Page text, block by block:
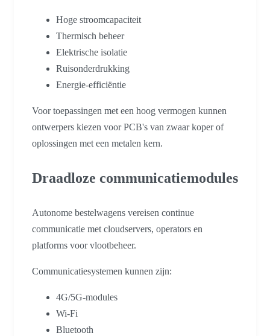
Hoge stroomcapaciteit
Thermisch beheer
Elektrische isolatie
Ruisonderdrukking
Energie-efficiëntie
Voor toepassingen met een hoog vermogen kunnen
ontwerpers kiezen voor PCB's van zwaar koper of
oplossingen met een metalen kern.
Draadloze communicatiemodules
Autonome bestelwagens vereisen continue
communicatie met cloudservers, operators en
platforms voor vlootbeheer.
Communicatiesystemen kunnen zijn:
4G/5G-modules
Wi-Fi
Bluetooth